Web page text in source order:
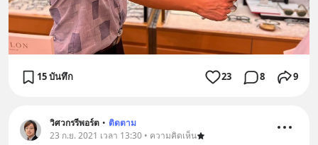
15 บันทึก 23 8 9
วิศวกรรีพอร์ต • ติดตาม
23 ก.ย. 2021 เวลา 13:30 • ความคิดเห็น